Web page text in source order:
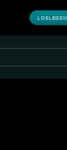
LOSLEGEN